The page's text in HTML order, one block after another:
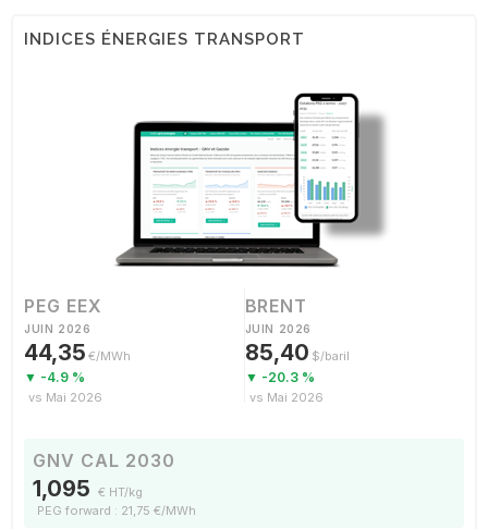
INDICES ÉNERGIES TRANSPORT
PEG EEX
JUIN 2026
44,35 €/MWh
▼ -4.9 %
vs Mai 2026
BRENT
JUIN 2026
85,40 $/baril
▼ -20.3 %
vs Mai 2026
GNV CAL 2030
1,095 € HT/kg
PEG forward : 21,75 €/MWh